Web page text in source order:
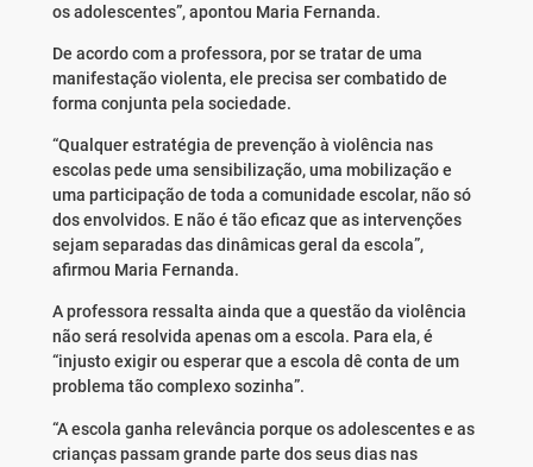
os adolescentes”, apontou Maria Fernanda.
De acordo com a professora, por se tratar de uma
manifestação violenta, ele precisa ser combatido de
forma conjunta pela sociedade.
“Qualquer estratégia de prevenção à violência nas
escolas pede uma sensibilização, uma mobilização e
uma participação de toda a comunidade escolar, não só
dos envolvidos. E não é tão eficaz que as intervenções
sejam separadas das dinâmicas geral da escola”,
afirmou Maria Fernanda.
A professora ressalta ainda que a questão da violência
não será resolvida apenas om a escola. Para ela, é
“injusto exigir ou esperar que a escola dê conta de um
problema tão complexo sozinha”.
“A escola ganha relevância porque os adolescentes e as
crianças passam grande parte dos seus dias nas